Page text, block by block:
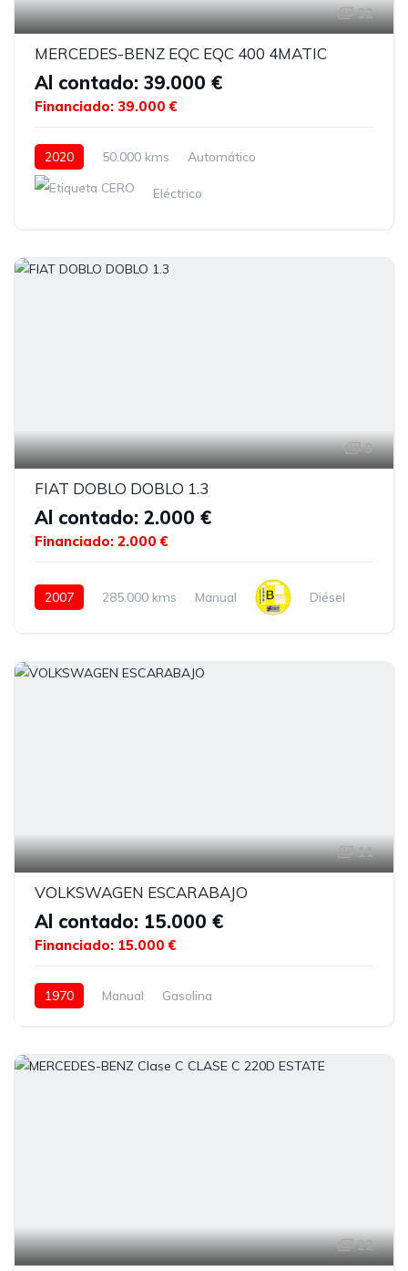
32
MERCEDES-BENZ EQC EQC 400 4MATIC
Al contado: 39.000 €
Financiado: 39.000 €
2020 50.000 kms Automático
Eléctrico
9
FIAT DOBLO DOBLO 1.3
Al contado: 2.000 €
Financiado: 2.000 €
2007 285.000 kms Manual Diésel
11
VOLKSWAGEN ESCARABAJO
Al contado: 15.000 €
Financiado: 15.000 €
1970 Manual Gasolina
22